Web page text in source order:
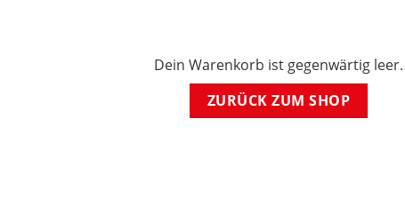
Dein Warenkorb ist gegenwärtig leer.
ZURÜCK ZUM SHOP